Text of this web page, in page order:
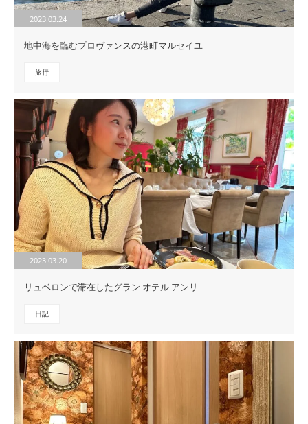
2023.03.24
地中海を臨むプロヴァンスの港町マルセイユ
旅行
2023.03.20
リュベロンで滞在したグラン オテル アンリ
日記